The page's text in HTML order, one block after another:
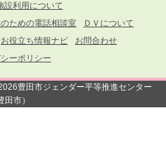
設利用について
ための電話相談室
ＤＶについて
お役立ち情報ナビ
お問合わせ
ーポリシー
豊田市ジェンダー平等推進センター
田市）